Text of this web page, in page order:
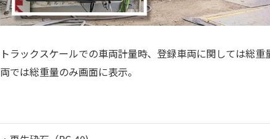
トラックスケールでの車両計量時、登録車両に関しては総
両では総重量のみ画面に表示。